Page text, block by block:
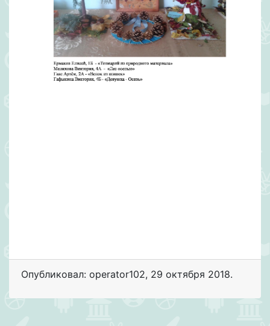
Опубликовал: operator102, 29 октября 2018.